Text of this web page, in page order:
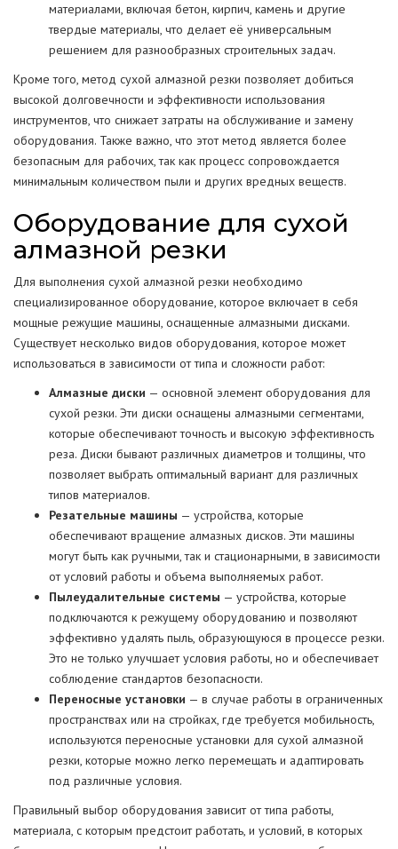
материалами, включая бетон, кирпич, камень и другие
твердые материалы, что делает её универсальным
решением для разнообразных строительных задач.
Кроме того, метод сухой алмазной резки позволяет добиться
высокой долговечности и эффективности использования
инструментов, что снижает затраты на обслуживание и замену
оборудования. Также важно, что этот метод является более
безопасным для рабочих, так как процесс сопровождается
минимальным количеством пыли и других вредных веществ.
Оборудование для сухой
алмазной резки
Для выполнения сухой алмазной резки необходимо
специализированное оборудование, которое включает в себя
мощные режущие машины, оснащенные алмазными дисками.
Существует несколько видов оборудования, которое может
использоваться в зависимости от типа и сложности работ:
Алмазные диски — основной элемент оборудования для
сухой резки. Эти диски оснащены алмазными сегментами,
которые обеспечивают точность и высокую эффективность
реза. Диски бывают различных диаметров и толщины, что
позволяет выбрать оптимальный вариант для различных
типов материалов.
Резательные машины — устройства, которые
обеспечивают вращение алмазных дисков. Эти машины
могут быть как ручными, так и стационарными, в зависимости
от условий работы и объема выполняемых работ.
Пылеудалительные системы — устройства, которые
подключаются к режущему оборудованию и позволяют
эффективно удалять пыль, образующуюся в процессе резки.
Это не только улучшает условия работы, но и обеспечивает
соблюдение стандартов безопасности.
Переносные установки — в случае работы в ограниченных
пространствах или на стройках, где требуется мобильность,
используются переносные установки для сухой алмазной
резки, которые можно легко перемещать и адаптировать
под различные условия.
Правильный выбор оборудования зависит от типа работы,
материала, с которым предстоит работать, и условий, в которых